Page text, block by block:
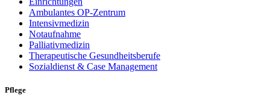
Ambulantes OP-Zentrum
Intensivmedizin
Notaufnahme
Palliativmedizin
Therapeutische Gesundheitsberufe
Sozialdienst & Case Management
Pflege